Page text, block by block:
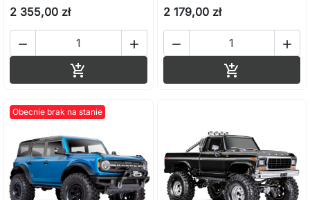
2 355,00 zł
 

2 179,00 zł
 

Obecnie brak na stanie